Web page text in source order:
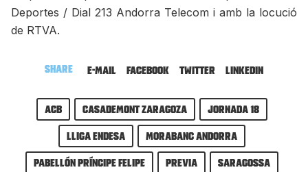
Deportes / Dial 213 Andorra Telecom i amb la locució
de RTVA.
Share E-mail Facebook Twitter LinkedIn
ACB Casademont Zaragoza
Jornada 18
Lliga Endesa
MoraBanc Andorra
Pabellón Príncipe Felipe
previa
Saragossa